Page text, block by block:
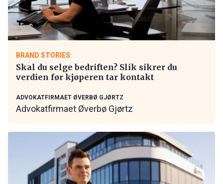
BRAND STORIES
Skal du selge bedriften? Slik sikrer du
verdien før kjøperen tar kontakt
ADVOKATFIRMAET ØVERBØ GJØRTZ
Advokatfirmaet Øverbø Gjørtz